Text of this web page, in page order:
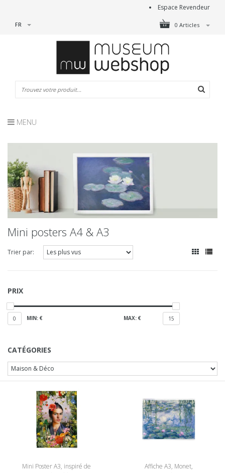
Espace Revendeur
0 Articles
FR
MENU
Mini posters A4 & A3
Trier par:
PRIX
0 MIN: € MAX: € 15
CATÉGORIES
Mini Poster A3, inspiré de
Affiche A3, Monet,